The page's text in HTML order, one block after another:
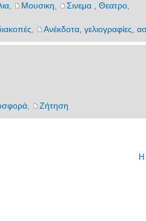
, Μουσικη Σινεμα , Θεατρο,
Ανέκδοτα, γελιογραφίες,
, Ζήτηση
Η